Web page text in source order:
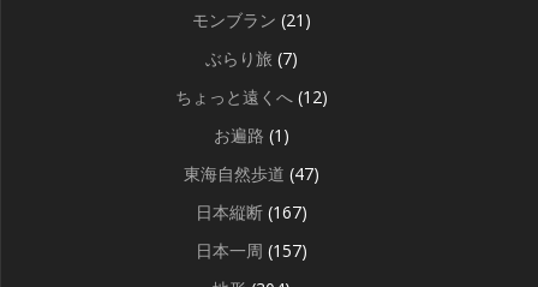
モンブラン (21)
ぶらり旅 (7)
ちょっと遠くへ (12)
お遍路 (1)
東海自然歩道 (47)
日本縦断 (167)
日本一周 (157)